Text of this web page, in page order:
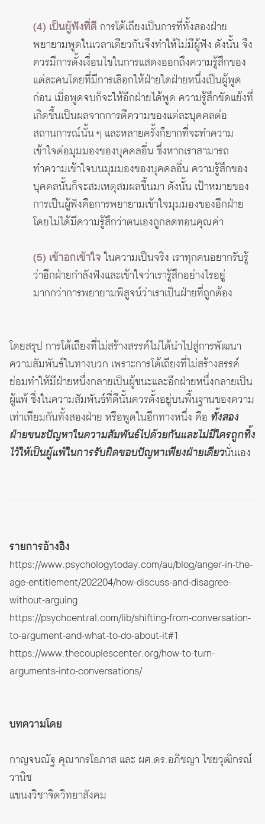
(4) เป็นผู้ฟังที่ดี การโต้เถียงเป็นการที่ทั้งสองฝ่าย
พยายามพูดในเวลาเดียวกันจึงทำให้ไม่มีผู้ฟัง ดังนั้น จึง
ควรมีการตั้งเงื่อนไขในการแสดงออกถึงความรู้สึกของ
แต่ละคนโดยที่มีการเลือกให้ฝ่ายใดฝ่ายหนึ่งเป็นผู้พูด
ก่อน เมื่อพูดจบก็จะให้อีกฝ่ายได้พูด ความรู้สึกขัดแย้งที่
เกิดขึ้นเป็นผลจากการตีความของแต่ละบุคคลต่อ
สถานการณ์นั้น ๆ และหลายครั้งก็ยากที่จะทำความ
เข้าใจต่อมุมมองของบุคคลอื่น ซึ่งหากเราสามารถ
ทำความเข้าใจบนมุมมองของบุคคลอื่น ความรู้สึกของ
บุคคลนั้นก็จะสมเหตุสมผลขึ้นมา ดังนั้น เป้าหมายของ
การเป็นผู้ฟังคือการพยายามเข้าใจมุมมองของอีกฝ่าย
โดยไม่ได้มีความรู้สึกว่าตนเองถูกลดทอนคุณค่า
(5) เข้าอกเข้าใจในความเป็นจริง เราทุกคนอยากรับรู้
ว่าอีกฝ่ายกำลังฟังและเข้าใจว่าเรารู้สึกอย่างไรอยู่
มากกว่าการพยายามพิสูจน์ว่าเราเป็นฝ่ายที่ถูกต้อง
โดยสรุป การโต้เถียงที่ไม่สร้างสรรค์ไม่ได้นำไปสู่การพัฒนา
ความสัมพันธ์ในทางบวก เพราะการโต้เถียงที่ไม่สร้างสรรค์
ย่อมทำให้มีฝ่ายหนึ่งกลายเป็นผู้ชนะและอีกฝ่ายหนึ่งกลายเป็น
ผู้แพ้ ซึ่งในความสัมพันธ์ที่ดีนั้นควรตั้งอยู่บนพื้นฐานของความ
เท่าเทียมกันทั้งสองฝ่าย หรือพูดในอีกทางหนึ่ง คือ ทั้งสอง
ฝ่ายชนะปัญหาในความสัมพันธ์ไปด้วยกันและไม่มีใครถูกทิ้ง
ไว้ให้เป็นผู้แพ้ในการรับผิดชอบปัญหาเพียงฝ่ายเดียวนั่นเอง
รายการอ้างอิง
https://www.psychologytoday.com/au/blog/anger-in-the-
age-entitlement/202204/how-discuss-and-disagree-
without-arguing
https://psychcentral.com/lib/shifting-from-conversation-
to-argument-and-what-to-do-about-it#1
https://www.thecouplescenter.org/how-to-turn-
arguments-into-conversations/
บทความโดย
กาญจนณัฐ คุณากรโอภาส และ ผศ.ดร.อภิชญา ไชยวุฒิกรณ์
วานิช
แขนงวิชาจิตวิทยาสังคม